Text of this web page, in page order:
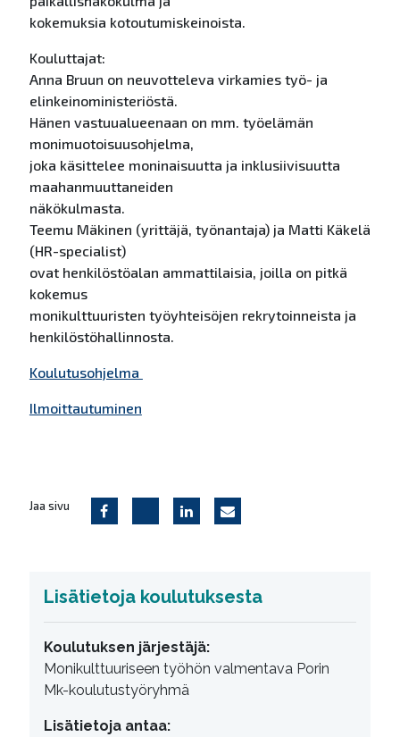
kokemuksia kotoutumiskeinoista.
Kouluttajat:
Anna Bruun on neuvotteleva virkamies työ- ja
elinkeinoministeriöstä.
Hänen vastuualueenaan on mm. työelämän
monimuotoisuusohjelma,
joka käsittelee moninaisuutta ja inklusiivisuutta
maahanmuuttaneiden
näkökulmasta.
Teemu Mäkinen (yrittäjä, työnantaja) ja Matti Käkelä
(HR-specialist)
ovat henkilöstöalan ammattilaisia, joilla on pitkä
kokemus
monikulttuuristen työyhteisöjen rekrytoinneista ja
henkilöstöhallinnosta.
Koulutusohjelma
Ilmoittautuminen
Jaa sivu
Lisätietoja koulutuksesta
Koulutuksen järjestäjä:
Monikulttuuriseen työhön valmentava Porin
Mk-koulutustyöryhmä
Lisätietoja antaa: